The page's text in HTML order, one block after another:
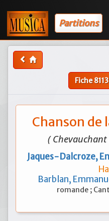
Partitions
Fiche8113
Chanson de
(
Jaques-Dalcroze,
Barblan,
romande ;